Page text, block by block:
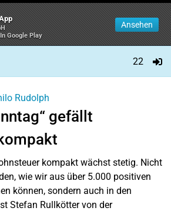
Google Play
Ansehen
22
Rudolph
gefällt
kompakt wächst stetig. Nicht
wie wir aus über 5.000 positiven
können, sondern auch in den
Stefan Rullkötter von der